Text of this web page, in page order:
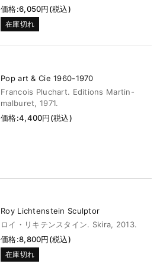
価格:6,050円(税込)
在庫切れ
Pop art & Cie 1960-1970
Francois Pluchart. Editions Martin-
malburet, 1971.
価格:4,400円(税込)
Roy Lichtenstein Sculptor
ロイ・リキテンスタイン. Skira, 2013.
価格:8,800円(税込)
在庫切れ